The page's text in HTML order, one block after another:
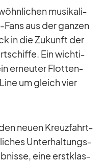
mu­si­ka­li­
aus der gan­zen
in die Zu­kunft der
Ein wich­ti­
er­neu­ter Flot­ten­
um gleich vier
neuen Kreuz­fahrt­
Un­ter­hal­tungs­
eine erst­klas­